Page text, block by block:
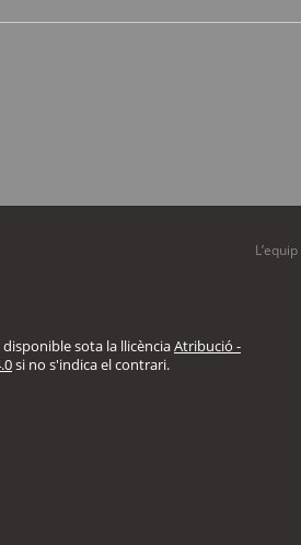
L’equip
sota la llicènciaAtribució -
si no s'indica el contrari.